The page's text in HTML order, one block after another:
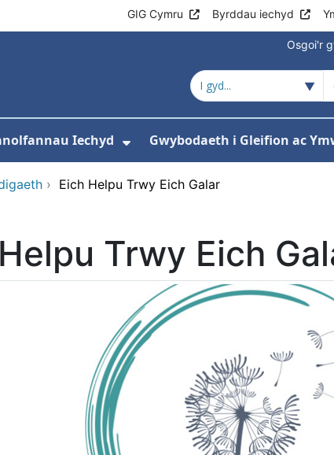
GIG Cymru Byrddau iechyd
Osgoi'r
Iechyd Gwybodaeth i Gleifion ac
› Eich Helpu Trwy Eich Galar
Trwy Eich